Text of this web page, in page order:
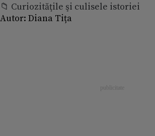
📁 Curiozităţile şi culisele istoriei
Autor: Diana Tița